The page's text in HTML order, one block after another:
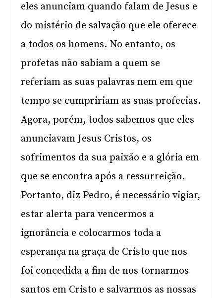
eles anunciam quando falam de Jesus e
do mistério de salvação que ele oferece
a todos os homens. No entanto, os
profetas não sabiam a quem se
referiam as suas palavras nem em que
tempo se cumpririam as suas profecias.
Agora, porém, todos sabemos que eles
anunciavam Jesus Cristos, os
sofrimentos da sua paixão e a glória em
que se encontra após a ressurreição.
Portanto, diz Pedro, é necessário vigiar,
estar alerta para vencermos a
ignorância e colocarmos toda a
esperança na graça de Cristo que nos
foi concedida a fim de nos tornarmos
santos em Cristo e salvarmos as nossas